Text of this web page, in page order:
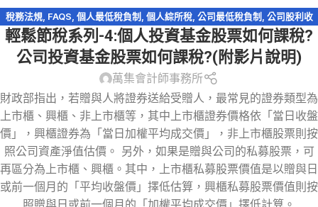
稅務法規, FAQS 個人最低稅負制 個人綜所稅, 公司最低稅負制
公司股利收
入,投資收益（損失）, 營利事業所得稅,稅務問答-營利事業所得稅 ,股利收入
股票贈與,證券交易所得,證券交易稅,輕鬆節稅,輕鬆節稅-綜所稅 ,遺產及贈與
輕鬆節稅系列-4:個人投資基金股票如何課稅?
公司投資基金股票如何課稅?(附影片說明)
萬集會計師事務所
財政部指出，若贈與人將證券送給受贈人，最常見的證券類型為
上市櫃、興櫃、非上市櫃等，其中上市櫃證券價格依「當日收盤
價」，興櫃證券為「當日加權平均成交價」，非上市櫃股票則按
照公司資產淨值估價。 另外，如果是贈與公司的私募股票，可
再區分為上市櫃、興櫃。其中，上市櫃私募股票價值是以贈與日
或前一個月的「平均收盤價」擇低估算，興櫃私募股票價值則按
照贈與日或前一個月的「加權平均成交價」擇低計算。